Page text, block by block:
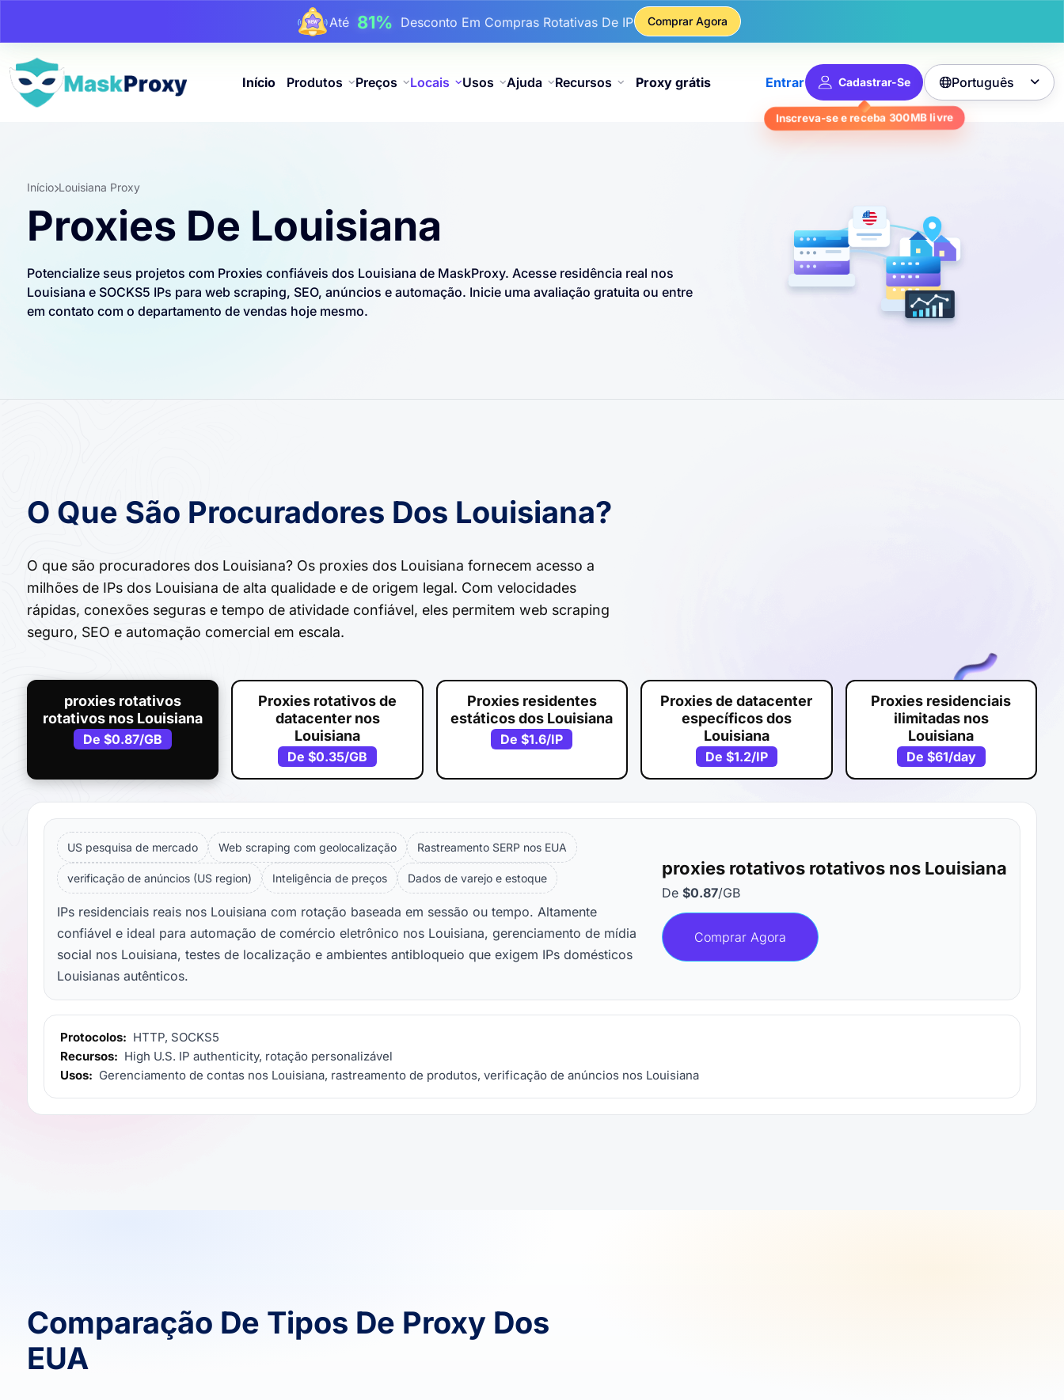
Até17%De Desconto Bônus Em Recargas
Até25%Desconto Em Compras Estáticas De IP
Comprar Agora
Início Produtos Preços Locais Usos Ajuda Recursos Proxy grátis Entrar Cadastrar-Se
Inscreva-se e receba 300MBlivre
Português 
Início Louisiana Proxy
Proxies De Louisiana
Potencialize seus projetos com Proxies confiáveis ​​dos Louisiana de MaskProxy. Acesse residência real nos
Louisiana e SOCKS5 IPs para web scraping, SEO, anúncios e automação. Inicie uma avaliação gratuita ou entre
em contato com o departamento de vendas hoje mesmo.
O Que São Procuradores Dos Louisiana?
O que são procuradores dos Louisiana? Os proxies dos Louisiana fornecem acesso a
milhões de IPs dos Louisiana de alta qualidade e de origem legal. Com velocidades
rápidas, conexões seguras e tempo de atividade confiável, eles permitem web scraping
seguro, SEO e automação comercial em escala.
proxies rotativos
rotativos nos Louisiana
De$0.87/GB
Proxies rotativos de
datacenter nos
Louisiana
De$0.35/GB
Proxies residentes
estáticos dos Louisiana
De$1.6/IP
Proxies de datacenter
específicos dos
Louisiana
De $1.2/IP
Proxies residenciais
ilimitadas nos
Louisiana
De $61/day
US pesquisa de mercado Web scraping com geolocalização Rastreamento SERP nos EUA
verificação de anúncios (US region) Inteligência de preços Dados de varejo e estoque
IPs residenciais reais nos Louisiana com rotação baseada em sessão ou tempo. Altamente
confiável e ideal para automação de comércio eletrônico nos Louisiana, gerenciamento de mídia
social nos Louisiana, testes de localização e ambientes antibloqueio que exigem IPs domésticos
Louisianas autênticos.
proxies rotativos rotativos nos Louisiana
De $0.87/GB
Comprar Agora
Protocolos: HTTP, SOCKS5
Recursos: High U.S. IP authenticity, rotação personalizável
Usos: Gerenciamento de contas nos Louisiana, rastreamento de produtos, verificação de anúncios nos Louisiana
Comparação De Tipos De Proxy Dos
EUA